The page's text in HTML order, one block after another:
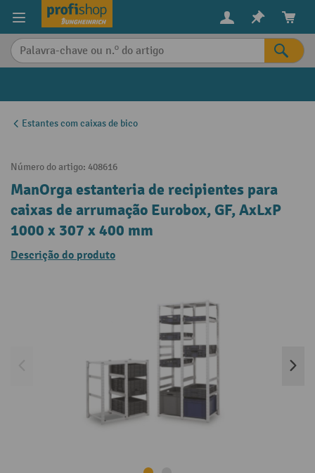
principal
Estantes com caixas de bico
Número do artigo: 408616
ManOrga estanteria de recipientes para
caixas de arrumação Eurobox, GF, AxLxP
1000 x 307 x 400 mm
Descrição do produto